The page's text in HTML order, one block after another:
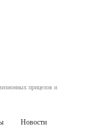
прицелов и
Новости